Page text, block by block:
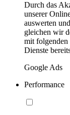
Durch das
unserer
auswerten
gleichen wir
mit folgenden
Dienste
Google Ads
Performance